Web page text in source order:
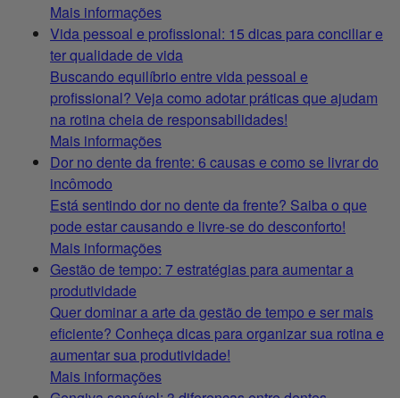
Mais informações
Vida pessoal e profissional: 15 dicas para conciliar e
ter qualidade de vida
Buscando equilíbrio entre vida pessoal e
profissional? Veja como adotar práticas que ajudam
na rotina cheia de responsabilidades!
Mais informações
Dor no dente da frente: 6 causas e como se livrar do
incômodo
Está sentindo dor no dente da frente? Saiba o que
pode estar causando e livre-se do desconforto!
Mais informações
Gestão de tempo: 7 estratégias para aumentar a
produtividade
Quer dominar a arte da gestão de tempo e ser mais
eficiente? Conheça dicas para organizar sua rotina e
aumentar sua produtividade!
Mais informações